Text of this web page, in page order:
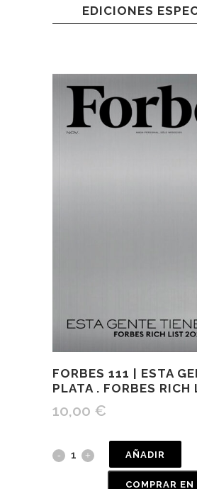
EDICIONES
FORBES 111 | ESTA
PLATA . FORBES
10,00 €
AÑADIR
COMPRAR